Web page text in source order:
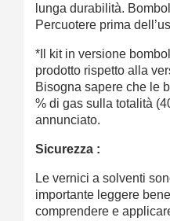
lunga durabilità.
Percuotere prima
*Il kit in versione
prodotto rispetto alla
Bisogna sapere che le
% di gas sulla totalità
annunciato.
Sicurezza :
Le vernici a solventi
importante leggere
comprendere e